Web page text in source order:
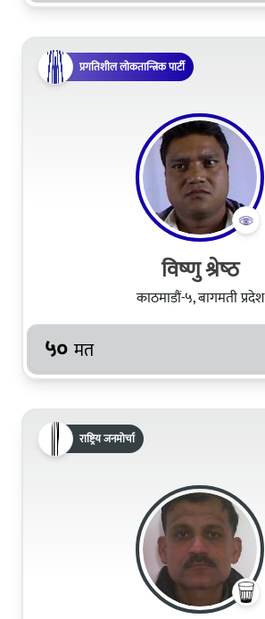
प्रगतिशील लोकतान्त्रिक पार्टी
विष्‍णु श्रेष्‍ठ
काठमाडौं-५, बागमती प्रदेश
५० मत
राष्ट्रिय जनमोर्चा